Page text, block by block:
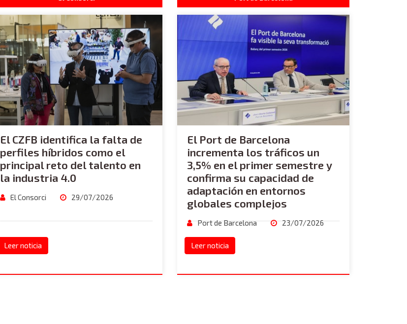
El CZFB identifica la falta de
perfiles híbridos como el
principal reto del talento en
la industria 4.0
El Consorci 29/07/2026
Leer noticia
El Port de Barcelona
incrementa los tráficos un
3,5% en el primer semestre y
confirma su capacidad de
adaptación en entornos
globales complejos
Port de Barcelona 23/07/2026
Leer noticia